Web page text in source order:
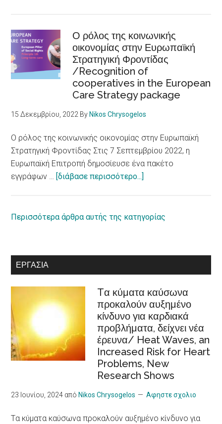
disabilities
νοοτροπίας
για
ατόμων
με
European
Parliament
adopts
Ο ρόλος της κοινωνικής
οικονομίας στην Ευρωπαϊκή
Στρατηγική Φροντίδας
/Recognition of
cooperatives in the European
Care Strategy package
15 Δεκεμβρίου, 2022 By Nikos Chrysogelos
Ο ρόλος της κοινωνικής οικονομίας στην Ευρωπαϊκή
Στρατηγική Φροντίδας Στις 7 Σεπτεμβρίου 2022, η
Ευρωπαϊκή Επιτροπή δημοσίευσε ένα πακέτο
εγγράφων … [διάβασε περισσότερο...]
της
στην
Φροντίδας
/Recognition
of
cooperatives
in
the
European
Care
Strategy
Περισσότερα άρθρα αυτής της κατηγορίας
ΕΡΓΑΣΊΑ
Tα κύματα καύσωνα
προκαλούν αυξημένο
κίνδυνο για καρδιακά
προβλήματα, δείχνει νέα
έρευνα/ Heat Waves, an
Increased Risk for Heart
Problems, New
Research Shows
23 Ιουνίου, 2024 από Nikos Chrysogelos Αφηστε σχολιο
Tα κύματα καύσωνα προκαλούν αυξημένο κίνδυνο για